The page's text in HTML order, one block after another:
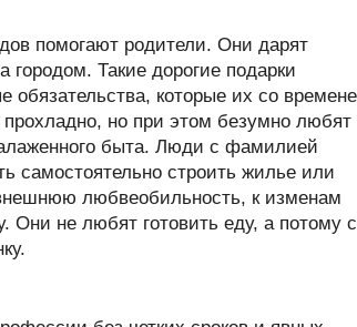
помогают родители. Они дарят
Такие дорогие подарки
которые их со
но при этом безумно любят
быта. Люди с фамилией
самостоятельно строить жилье или
любвеобильность, к изменам
Они не любят готовить еду, а потому с